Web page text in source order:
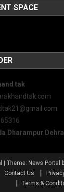
SPACE
tak
Dharampur
| Theme: News Portal
Contact Us
Terms &